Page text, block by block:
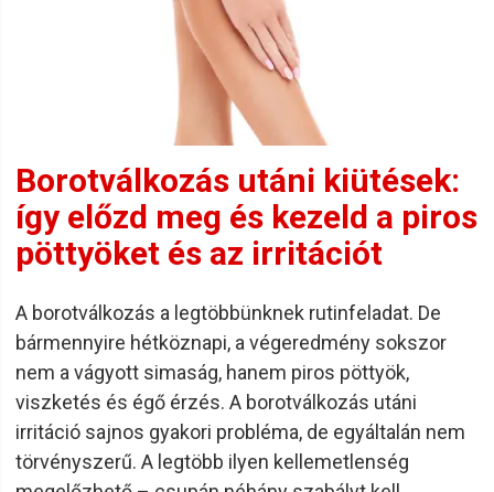
Borotválkozás utáni kiütések:
így előzd meg és kezeld a piros
pöttyöket és az irritációt
A borotválkozás a legtöbbünknek rutinfeladat. De
bármennyire hétköznapi, a végeredmény sokszor
nem a vágyott simaság, hanem piros pöttyök,
viszketés és égő érzés. A borotválkozás utáni
irritáció sajnos gyakori probléma, de egyáltalán nem
törvényszerű. A legtöbb ilyen kellemetlenség